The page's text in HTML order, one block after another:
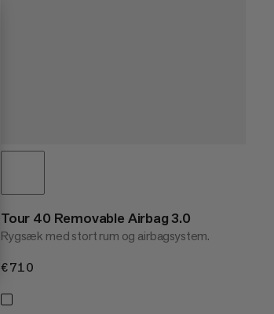
Tour 40 Removable Airbag 3.0
Rygsæk med stort rum og airbagsystem.
€710